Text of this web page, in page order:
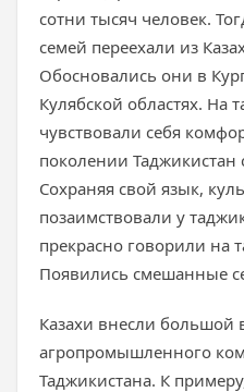
сотни тысяч человек.
семей переехали из
Обосновались они в
Кулябской областях. На
чувствовали себя
поколении Таджикистан
Сохраняя свой язык,
позаимствовали у
прекрасно говорили на
Появились смешанные
Казахи внесли большой
агропромышленного
Таджикистана. К